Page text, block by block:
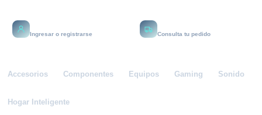
Ingresar o registrarse Consulta tu pedido
Accesorios Componentes Equipos Gaming Sonido
Hogar Inteligente